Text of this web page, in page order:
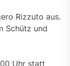
Rizzuto aus.
Schütz und
Uhr statt